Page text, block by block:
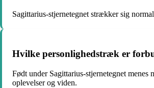
Sagittarius-stjernetegnet strækker sig
Hvilke personlighedstræk er
Født under Sagittarius-stjernetegnet
oplevelser og viden.